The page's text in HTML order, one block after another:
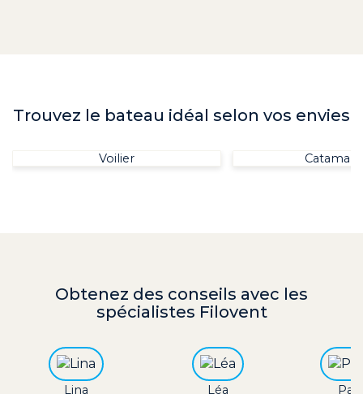
Trouvez le bateau idéal selon vos envies
Voilier
Obtenez des conseils avec les
spécialistes Filovent
Lina Léa